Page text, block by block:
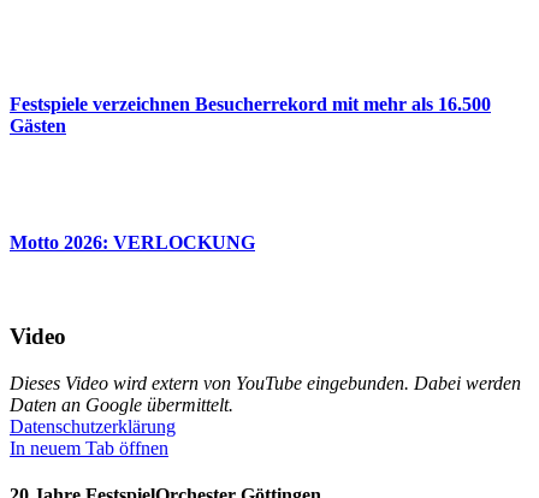
Fest­spiele verzeichnen Besucherrekord mit mehr als 16.500
Gästen
Motto 2026: VERLOCKUNG
Video
Dieses Video wird extern von YouTube eingebunden. Dabei werden
Daten an Google übermittelt.
Datenschutzerklärung
In neuem Tab öffnen